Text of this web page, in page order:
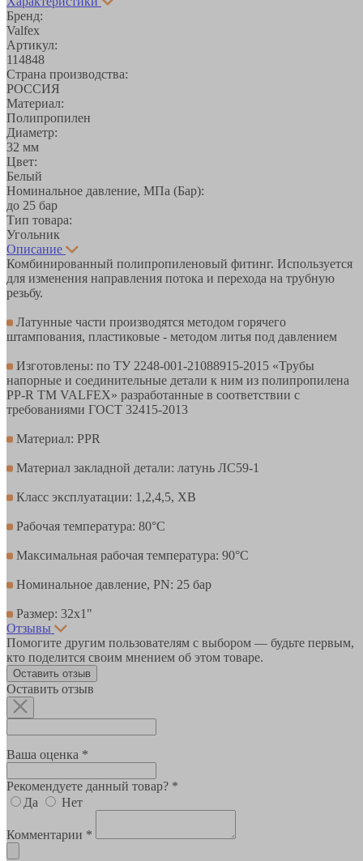
Бренд:
Valfex
Артикул:
114848
Страна производства:
РОССИЯ
Материал:
Полипропилен
Диаметр:
32 мм
Цвет:
Белый
Номинальное давление, МПа (Бар):
до 25 бар
Тип товара:
Угольник
Описание
Комбинированный полипропиленовый фитинг. Используется
для изменения направления потока и перехода на трубную
резьбу.
Латунные части производятся методом горячего
штампования, пластиковые - методом литья под давлением
Изготовлены: по ТУ 2248-001-21088915-2015 «Трубы
напорные и соединительные детали к ним из полипропилена
PP-R ТМ VALFEX» разработанные в соответствии с
требованиями ГОСТ 32415-2013
Материал: PPR
Материал закладной детали: латунь ЛС59-1
Класс эксплуатации: 1,2,4,5, ХВ
Рабочая температура: 80°С
Максимальная рабочая температура: 90°С
Номинальное давление, PN: 25 бар
Размер: 32х1"
Отзывы
Помогите другим пользователям с выбором — будьте первым,
кто поделится своим мнением об этом товаре.
Оставить отзыв
Оставить отзыв
Ваша оценка *
Рекомендуете данный товар? *
Да
Нет
Комментарии *